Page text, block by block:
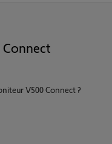
Connect
V500 Connect ?